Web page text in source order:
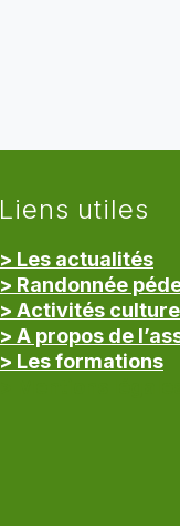
Liens utiles
> Les actualités
> Randonnée
> Activités
> A propos de
> Les formations